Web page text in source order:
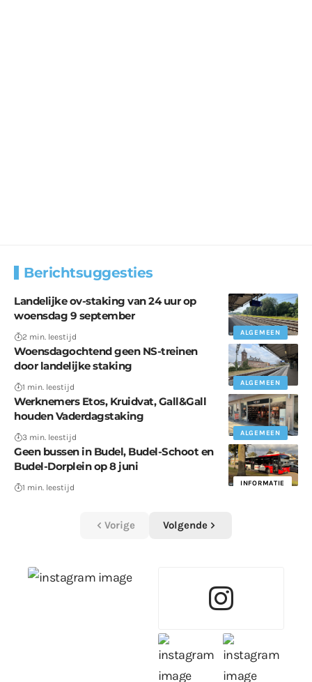
Berichtsuggesties
ALGEMEEN
Landelijke ov-staking van 24 uur op
woensdag 9 september
2 min. leestijd
ALGEMEEN
Woensdagochtend geen NS-treinen
door landelijke staking
1 min. leestijd
ALGEMEEN
Werknemers Etos, Kruidvat, Gall&Gall
houden Vaderdagstaking
3 min. leestijd
INFORMATIE
Geen bussen in Budel, Budel-Schoot en
Budel-Dorplein op 8 juni
1 min. leestijd
Vorige Volgende